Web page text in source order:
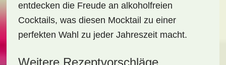
entdecken die Freude an alkoholfreien
Cocktails, was diesen Mocktail zu einer
perfekten Wahl zu jeder Jahreszeit macht.
Weitere Rezeptvorschläge